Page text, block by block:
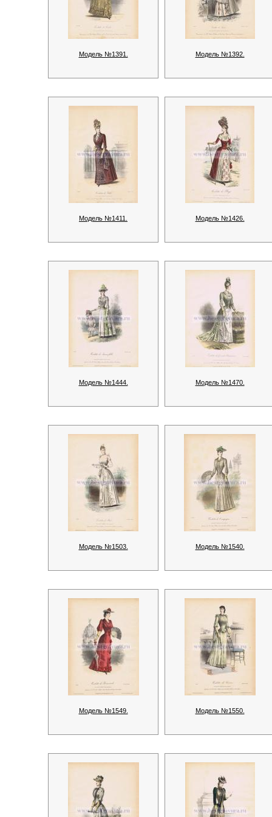
Модель №1391. Модель №1392.
Модель №1411. Модель №1426.
Модель №1444. Модель №1470.
Модель №1503. Модель №1540.
Модель №1549. Модель №1550.